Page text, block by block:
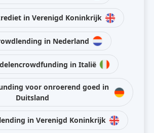
in Verenigd Koninkrijk
in Nederland
in Italië
voor onroerend goed in
Duitsland
in Verenigd Koninkrijk